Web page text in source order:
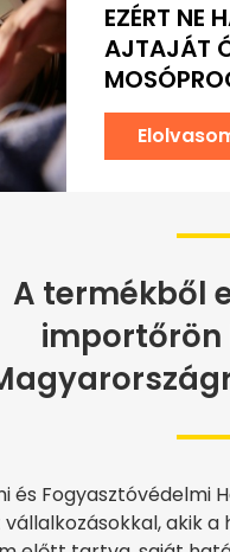
EZÉRT NE
AJTAJÁT
A termékből
importőrön
és Fogyasztóvédelmi
akik